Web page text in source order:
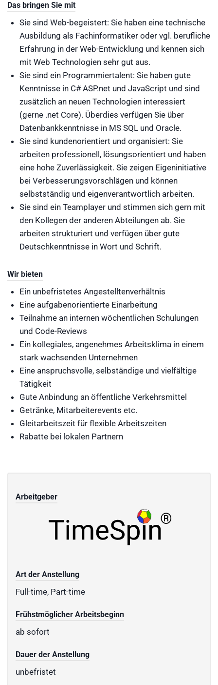
Das bringen Sie mit
Sie sind Web-begeistert: Sie haben eine technische
Ausbildung als Fachinformatiker oder vgl. berufliche
Erfahrung in der Web-Entwicklung und kennen sich
mit Web Technologien sehr gut aus.
Sie sind ein Programmiertalent: Sie haben gute
Kenntnisse in C# ASP.net und JavaScript und sind
zusätzlich an neuen Technologien interessiert
(gerne .net Core). Überdies verfügen Sie über
Datenbankkenntnisse in MS SQL und Oracle.
Sie sind kundenorientiert und organisiert: Sie
arbeiten professionell, lösungsorientiert und haben
eine hohe Zuverlässigkeit. Sie zeigen Eigeninitiative
bei Verbesserungsvorschlägen und können
selbstständig und eigenverantwortlich arbeiten.
Sie sind ein Teamplayer und stimmen sich gern mit
den Kollegen der anderen Abteilungen ab. Sie
arbeiten strukturiert und verfügen über gute
Deutschkenntnisse in Wort und Schrift.
Wir bieten
Ein unbefristetes Angestelltenverhältnis
Eine aufgabenorientierte Einarbeitung
Teilnahme an internen wöchentlichen Schulungen
und Code-Reviews
Ein kollegiales, angenehmes Arbeitsklima in einem
stark wachsenden Unternehmen
Eine anspruchsvolle, selbständige und vielfältige
Tätigkeit
Gute Anbindung an öffentliche Verkehrsmittel
Getränke, Mitarbeiterevents etc.
Gleitarbeitszeit für flexible Arbeitszeiten
Rabatte bei lokalen Partnern
Arbeitgeber
Art der Anstellung
Full-time, Part-time
Frühstmöglicher Arbeitsbeginn
ab sofort
Dauer der Anstellung
unbefristet